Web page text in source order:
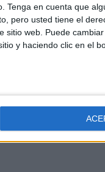
Tenga en cuenta que
pero usted tiene el
sitio web. Puede
y haciendo clic en el